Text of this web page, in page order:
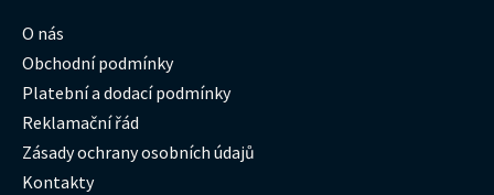
O nás
Obchodní podmínky
Platební a dodací podmínky
Reklamační řád
Zásady ochrany osobních údajů
Kontakty